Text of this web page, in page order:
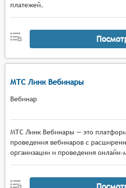
платежей.
МТС Линк Вебинары
Вебинар
МТС Линк Вебинары — это
проведения вебинаров с
организации и проведения